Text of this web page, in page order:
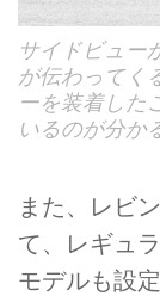
サイドビュー
が伝わってく
ーを装着した
いるのが分か
また、レビ
て、レギュ
モデルも設